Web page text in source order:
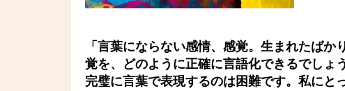
「言葉にならない感情、感覚。生まれたば
覚を、どのように正確に言語化できるでしょ
完璧に言葉で表現するのは困難です。私にと